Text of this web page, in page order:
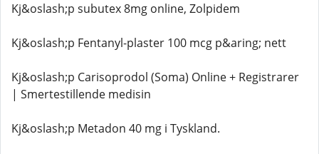
Kj&oslash;p subutex 8mg online, Zolpidem
Kj&oslash;p Fentanyl-plaster 100 mcg p&aring; nett
Kj&oslash;p Carisoprodol (Soma) Online + Registrarer
| Smertestillende medisin
Kj&oslash;p Metadon 40 mg i Tyskland.